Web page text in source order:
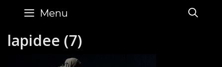
content
Menu
lapidee (7)